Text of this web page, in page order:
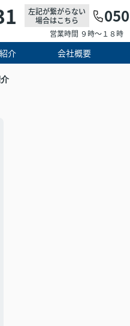
左記が繋がらない
場合はこちら
営業時間 ９時～１８時
介 会社概要